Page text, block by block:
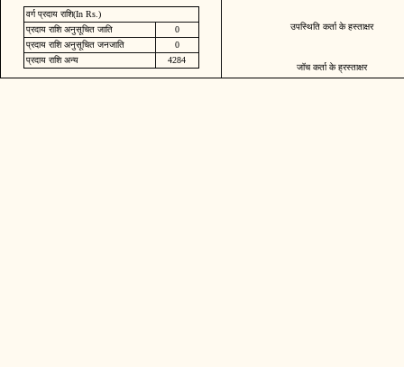
वर्ग प्रदाय राशि(In Rs.)
प्रदाय राशि अनुसूचित जाति
0
प्रदाय राशि अनुसूचित जनजाति
0
प्रदाय राशि अन्य
4284
उपस्थिति कर्ता के हस्ताक्षर
जॉच कर्ता के ह्रस्ताक्षर